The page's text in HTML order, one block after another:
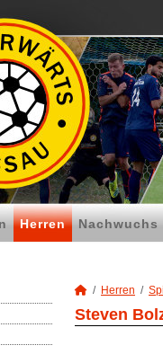
Herren Nachwuchs
Herren
Steven